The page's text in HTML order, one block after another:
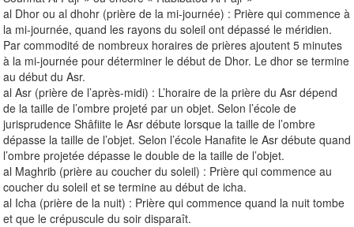
al Dhor ou al dhohr (prière de la mi-journée) : Prière qui commence à
la mi-journée, quand les rayons du soleil ont dépassé le méridien.
Par commodité de nombreux horaires de prières ajoutent 5 minutes
à la mi-journée pour déterminer le début de Dhor. Le dhor se termine
au début du Asr.
al Asr (prière de l’après-midi) : L’horaire de la prière du Asr dépend
de la taille de l’ombre projeté par un objet. Selon l’école de
jurisprudence Shâfiite le Asr débute lorsque la taille de l’ombre
dépasse la taille de l’objet. Selon l’école Hanafite le Asr débute quand
l’ombre projetée dépasse le double de la taille de l’objet.
al Maghrib (prière au coucher du soleil) : Prière qui commence au
coucher du soleil et se termine au début de icha.
al Icha (prière de la nuit) : Prière qui commence quand la nuit tombe
et que le crépuscule du soir disparaît.